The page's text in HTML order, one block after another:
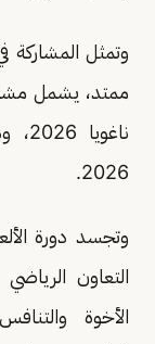
وتمثل
ممتد، يشمل
2026.
وتجسد دورة
التعاون
الأخوة